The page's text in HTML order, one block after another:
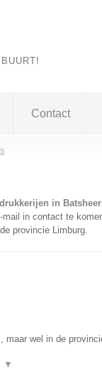
Contact
drukkerijen in
in contact te
provincie Limburg.
maar wel in de
▼